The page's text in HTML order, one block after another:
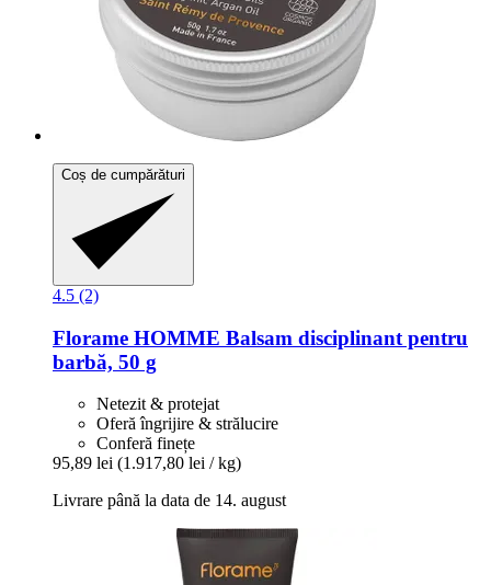
Coș de cumpărături
4.5 (2)
Florame HOMME Balsam disciplinant pentru
barbă, 50 g
Netezit & protejat
Oferă îngrijire & strălucire
Conferă finețe
95,89 lei (1.917,80 lei / kg)
Livrare până la data de 14. august